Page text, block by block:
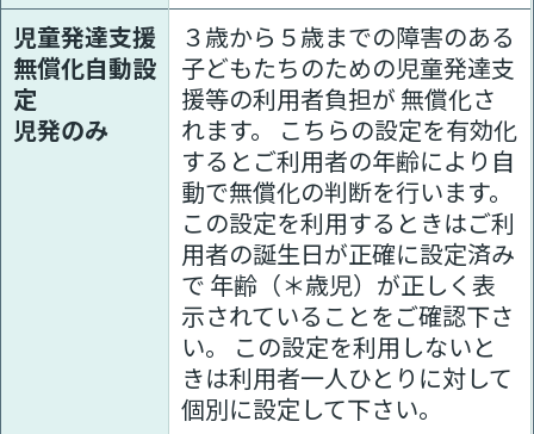
児童発達支援
無償化自動設
定
児発のみ
３歳から５歳までの障害のある
子どもたちのための児童発達支
援等の利用者負担が 無償化さ
れます。 こちらの設定を有効化
するとご利用者の年齢により自
動で無償化の判断を行います。
この設定を利用するときはご利
用者の誕生日が正確に設定済み
で 年齢（＊歳児）が正しく表
示されていることをご確認下さ
い。 この設定を利用しないと
きは利用者一人ひとりに対して
個別に設定して下さい。